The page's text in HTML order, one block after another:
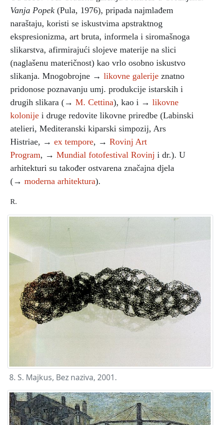
Vanja Popek (Pula, 1976), pripada najmlađem
naraštaju, koristi se iskustvima apstraktnog
ekspresionizma, art bruta, informela i siromašnoga
slikarstva, afirmirajući slojeve materije na slici
(naglašenu materičnost) kao vrlo osobno iskustvo
slikanja. Mnogobrojne → likovne galerije znatno
pridonose poznavanju umj. produkcije istarskih i
drugih slikara (→ M. Cettina), kao i → likovne
kolonije i druge redovite likovne priredbe (Labinski
atelieri, Mediteranski kiparski simpozij, Ars
Histriae, → ex tempore, → Rovinj Art
Program, → Mundial fotofestival Rovinj i dr.). U
arhitekturi su također ostvarena značajna djela
(→ moderna arhitektura).
R.
8. S. Majkus, Bez naziva, 2001.